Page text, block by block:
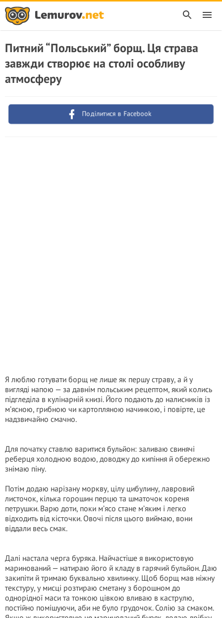
Питний “Польський” борщ. Ця страва
завжди створює на столі особливу
атмосферу
Поділитися в Facebook
Я люблю готувати борщ не лише як першу страву, а й у
вигляді напою — за давнім польським рецептом, який колись
підгледіла в кулінарній книзі. Його подають до налисників із
м’ясною, грибною чи картопляною начинкою, і повірте, це
надзвичайно смачно.
Для початку ставлю варитися бульйон: заливаю свинячі
реберця холодною водою, доводжу до кипіння й обережно
знімаю піну.
Потім додаю нарізану моркву, цілу цибулину, лавровий
листочок, кілька горошин перцю та шматочок кореня
петрушки. Варю доти, поки м’ясо стане м’яким і легко
відходить від кісточки. Овочі після цього виймаю, вони
віддали весь смак.
Далі настала черга буряка. Найчастіше я використовую
маринований — натираю його й кладу в гарячий бульйон. Даю
закипіти й тримаю буквально хвилинку. Щоб борщ мав ніжну
текстуру, у мисці розтираю сметану з борошном до
однорідної маси та тонкою цівкою вливаю в каструлю,
постійно помішуючи, аби не було грудочок. Солію за смаком.